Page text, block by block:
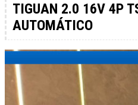
TIGUAN 2.0 16V 4P
AUTOMÁTICO